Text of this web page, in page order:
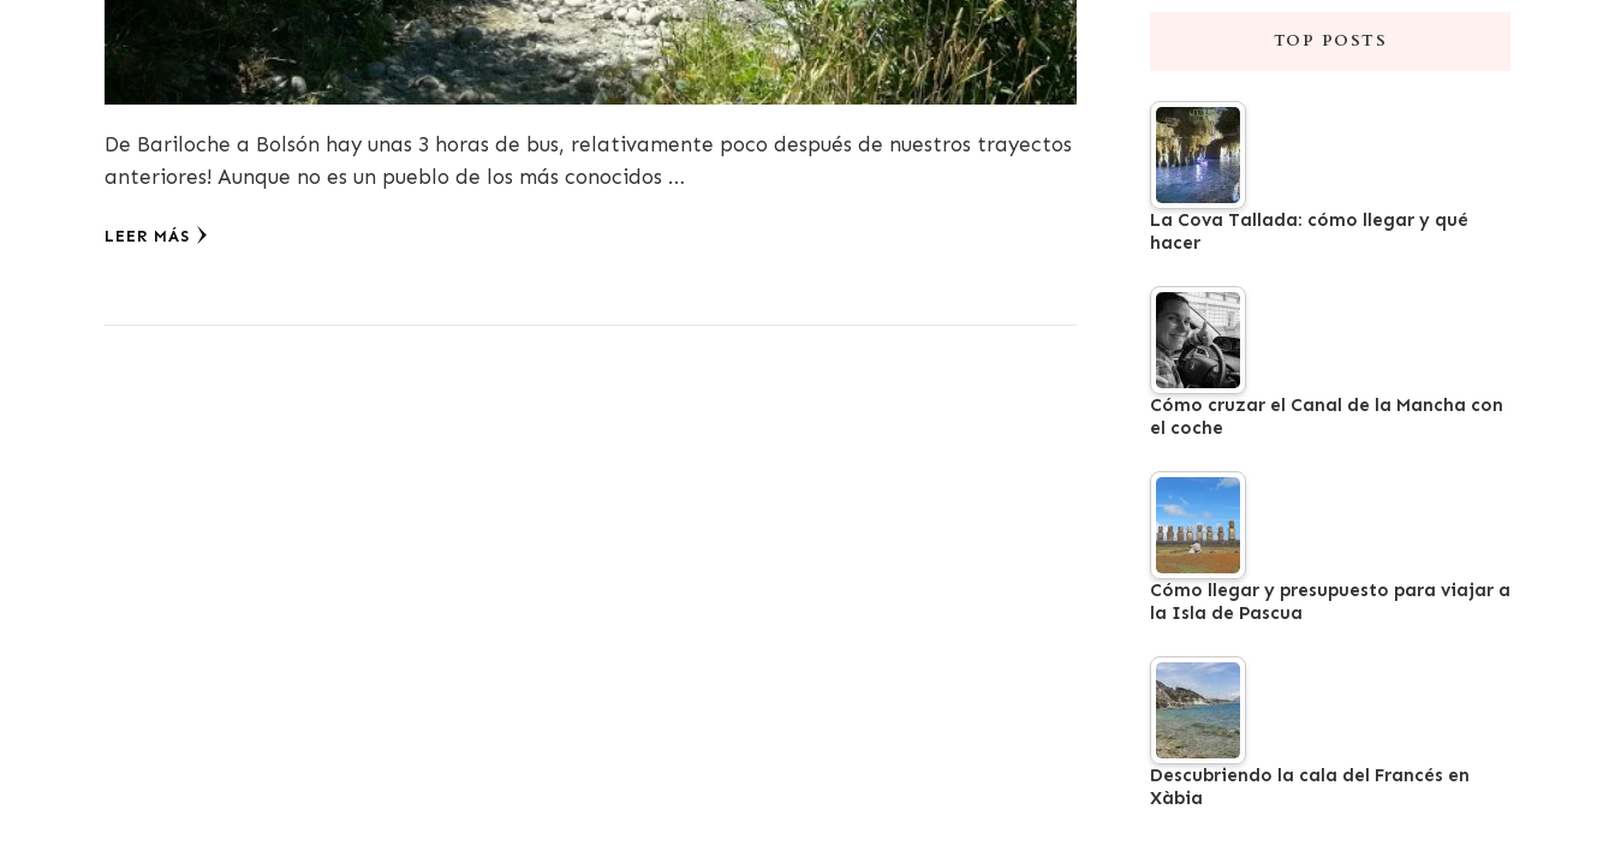
De Bariloche a Bolsón hay unas 3 horas de bus, relativamente poco después de nuestros trayectos
anteriores! Aunque no es un pueblo de los más conocidos …
LEER MÁS
TOP POSTS
La Cova Tallada: cómo llegar y qué
hacer
Cómo cruzar el Canal de la Mancha con
el coche
Cómo llegar y presupuesto para viajar a
la Isla de Pascua
Descubriendo la cala del Francés en
Xàbia